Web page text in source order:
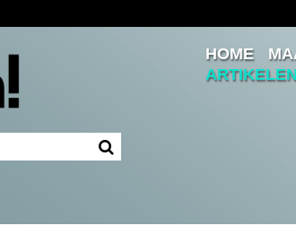
Inloggen
blijven
HOME